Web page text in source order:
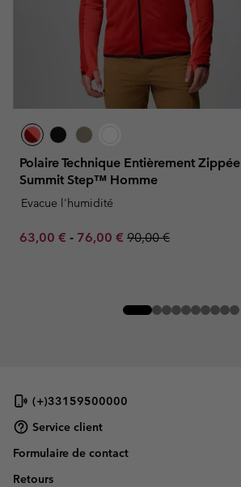
Polaire Technique Entièrement Zippée
Summit Step™ Homme
Evacue l'humidité
Minimum sale price:
63,00 € - Maximum sale price:
76,00 € Regular price:
90,00 €
(+)33159500000
Service client
Formulaire de contact
Retours